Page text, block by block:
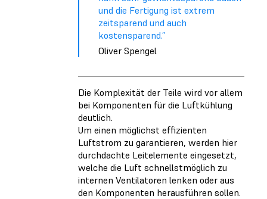
und die Fertigung ist extrem
zeitsparend und auch
kostensparend.”
Oliver Spengel
Die Komplexität der Teile wird vor allem
bei Komponenten für die Luftkühlung
deutlich.
Um einen möglichst effizienten
Luftstrom zu garantieren, werden hier
durchdachte Leitelemente eingesetzt,
welche die Luft schnellstmöglich zu
internen Ventilatoren lenken oder aus
den Komponenten herausführen sollen.